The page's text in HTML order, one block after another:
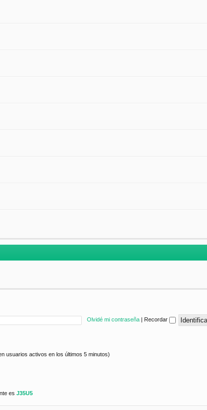
Olvidé mi contraseña Recordar
usuarios activos en los últimos 5 minutos)
es J35U5